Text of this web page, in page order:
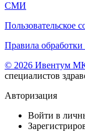
СМИ
Пользовательское
Правила
© 2026 Ивентум
специалистов
Авторизация
Войти в